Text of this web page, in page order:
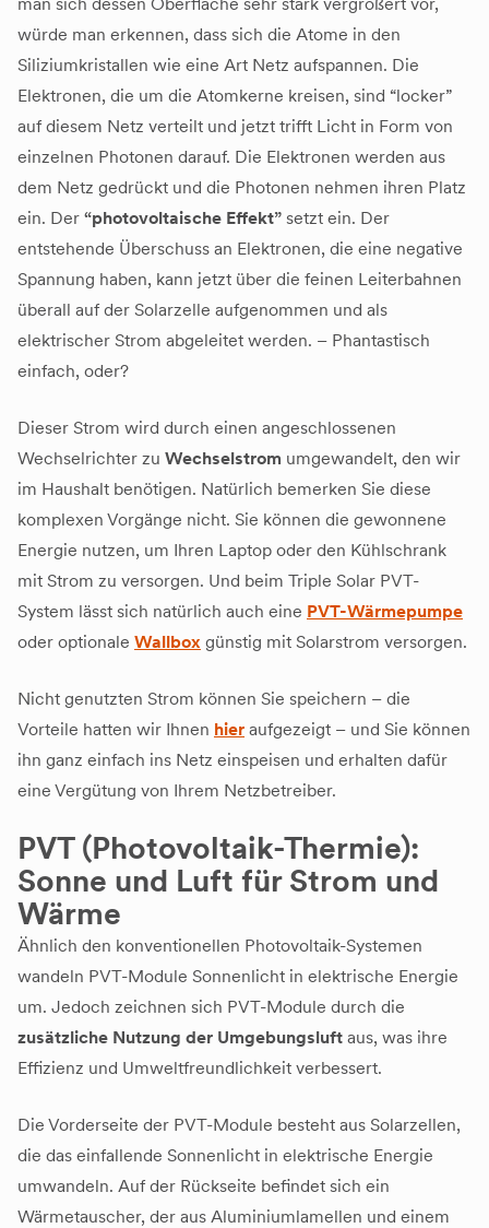
würde man erkennen, dass sich die Atome in den
Siliziumkristallen wie eine Art Netz aufspannen. Die
Elektronen, die um die Atomkerne kreisen, sind “locker”
auf diesem Netz verteilt und jetzt trifft Licht in Form von
einzelnen Photonen darauf. Die Elektronen werden aus
dem Netz gedrückt und die Photonen nehmen ihren Platz
ein. Der “photovoltaische Effekt” setzt ein. Der
entstehende Überschuss an Elektronen, die eine negative
Spannung haben, kann jetzt über die feinen Leiterbahnen
überall auf der Solarzelle aufgenommen und als
elektrischer Strom abgeleitet werden. – Phantastisch
einfach, oder?
Dieser Strom wird durch einen angeschlossenen
Wechselrichter zu Wechselstrom umgewandelt, den wir
im Haushalt benötigen. Natürlich bemerken Sie diese
komplexen Vorgänge nicht. Sie können die gewonnene
Energie nutzen, um Ihren Laptop oder den Kühlschrank
mit Strom zu versorgen. Und beim Triple Solar PVT-
System lässt sich natürlich auch eine PVT-Wärmepumpe
oder optionale Wallbox günstig mit Solarstrom versorgen.
Nicht genutzten Strom können Sie speichern – die
Vorteile hatten wir Ihnen hier aufgezeigt – und Sie können
ihn ganz einfach ins Netz einspeisen und erhalten dafür
eine Vergütung von Ihrem Netzbetreiber.
PVT (Photovoltaik-Thermie):
Sonne und Luft für Strom und
Wärme
Ähnlich den konventionellen Photovoltaik-Systemen
wandeln PVT-Module Sonnenlicht in elektrische Energie
um. Jedoch zeichnen sich PVT-Module durch die
zusätzliche Nutzung der Umgebungsluft aus, was ihre
Effizienz und Umweltfreundlichkeit verbessert.
Die Vorderseite der PVT-Module besteht aus Solarzellen,
die das einfallende Sonnenlicht in elektrische Energie
umwandeln. Auf der Rückseite befindet sich ein
Wärmetauscher, der aus Aluminiumlamellen und einem